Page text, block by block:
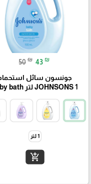
50 ₪ 43 ₪
جونسون سائل
JOHNSONS 1 لتر baby bath
1 لتر
add_shopping_cart